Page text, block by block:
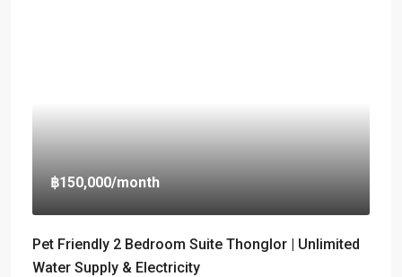
฿150,000/month
Pet Friendly 2 Bedroom Suite Thonglor | Unlimited
Water Supply & Electricity